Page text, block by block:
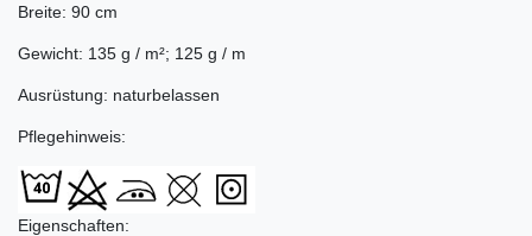
Breite: 90 cm
Gewicht: 135 g / m²; 125 g / m
Ausrüstung: naturbelassen
Pflegehinweis:
Eigenschaften: